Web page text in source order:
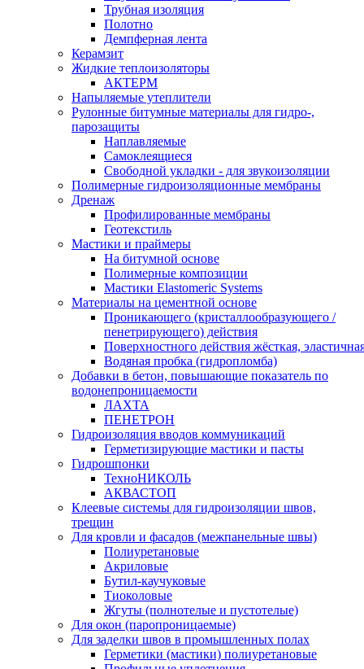
Трубная изоляция
Полотно
Демпферная лента
Керамзит
Жидкие теплоизоляторы
АКТЕРМ
Напыляемые утеплители
Рулонные битумные материалы для гидро-,
парозащиты
Наплавляемые
Самоклеящиеся
Свободной укладки - для звукоизоляции
Полимерные гидроизоляционные мембраны
Дренаж
Профилированные мембраны
Геотекстиль
Мастики и праймеры
На битумной основе
Полимерные композиции
Мастики Elastomeric Systems
Материалы на цементной основе
Проникающего (кристаллообразующего /
пенетрирующего) действия
Поверхностного действия жёсткая,
Водяная пробка (гидропломба)
Добавки в бетон, повышающие показатель по
водонепроницаемости
ЛАХТА
ПЕНЕТРОН
Гидроизоляция вводов коммуникаций
Герметизирующие мастики и пасты
Гидрошпонки
ТехноНИКОЛЬ
АКВАСТОП
Клеевые системы для гидроизоляции швов,
трещин
Для кровли и фасадов (межпанельные швы)
Полиуретановые
Акриловые
Бутил-каучуковые
Тиоколовые
Жгуты (полнотелые и пустотелые)
Для окон (паропроницаемые)
Для заделки швов в промышленных полах
Герметики (мастики) полиуретановые